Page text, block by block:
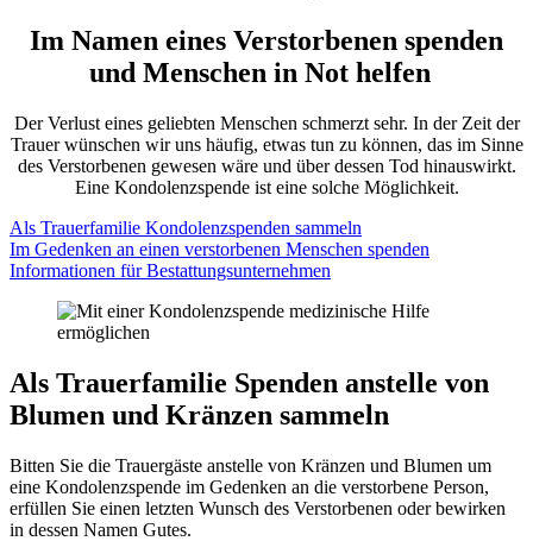
Im Namen eines Ver­storbenen spenden
und Menschen in Not helfen
Der Verlust eines geliebten Menschen schmerzt sehr. In der Zeit der
Trauer wünschen wir uns häufig, etwas tun zu können, das im Sinne
des Verstor­benen gewesen wäre und über dessen Tod hinaus­wirkt.
Eine Kondolenz­spende ist eine solche Möglich­keit.
Als Trauerfamilie Kondolenzspenden sammeln
Im Gedenken an einen verstorbenen Menschen spenden
Informationen für Bestattungsunternehmen
Als Trauer­familie Spenden an­stelle von
Blumen und Kränzen sammeln
Bitten Sie die Trauergäste anstelle von Kränzen und Blumen um
eine Kondolenzspende im Gedenken an die verstorbene Person,
erfüllen Sie einen letzten Wunsch des Verstorbenen oder bewirken
in dessen Namen Gutes.